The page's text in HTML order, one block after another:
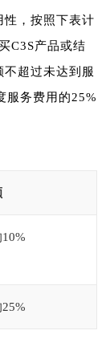
性，按照下表计
C3S产品或结
不超过未达到服
服务费用的25%